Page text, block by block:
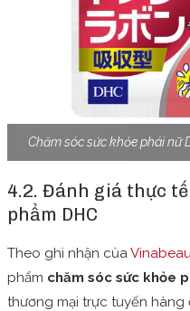
Chăm sóc sức khỏe phái nữ
4.2. Đánh giá thực
phẩm DHC
Theo ghi nhận của
phẩm chăm sóc sức khỏe
thương mại trực tuyến hàng